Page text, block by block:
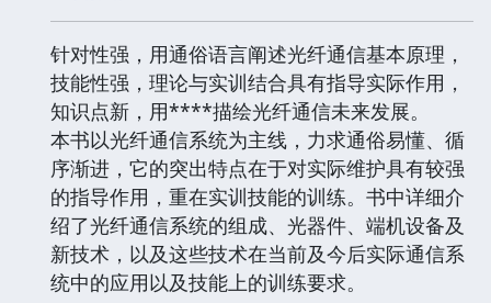
针对性强，用通俗语言阐述光纤通信基本原理，
技能性强，理论与实训结合具有指导实际作用，
知识点新，用****描绘光纤通信未来发展。
本书以光纤通信系统为主线，力求通俗易懂、循
序渐进，它的突出特点在于对实际维护具有较强
的指导作用，重在实训技能的训练。书中详细介
绍了光纤通信系统的组成、光器件、端机设备及
新技术，以及这些技术在当前及今后实际通信系
统中的应用以及技能上的训练要求。